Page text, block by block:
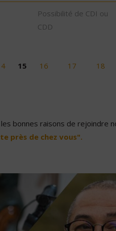
Possibilité de CDI ou
CDD
15 16 17 18
bonnes raisons de rejoindre
près de chez vous".